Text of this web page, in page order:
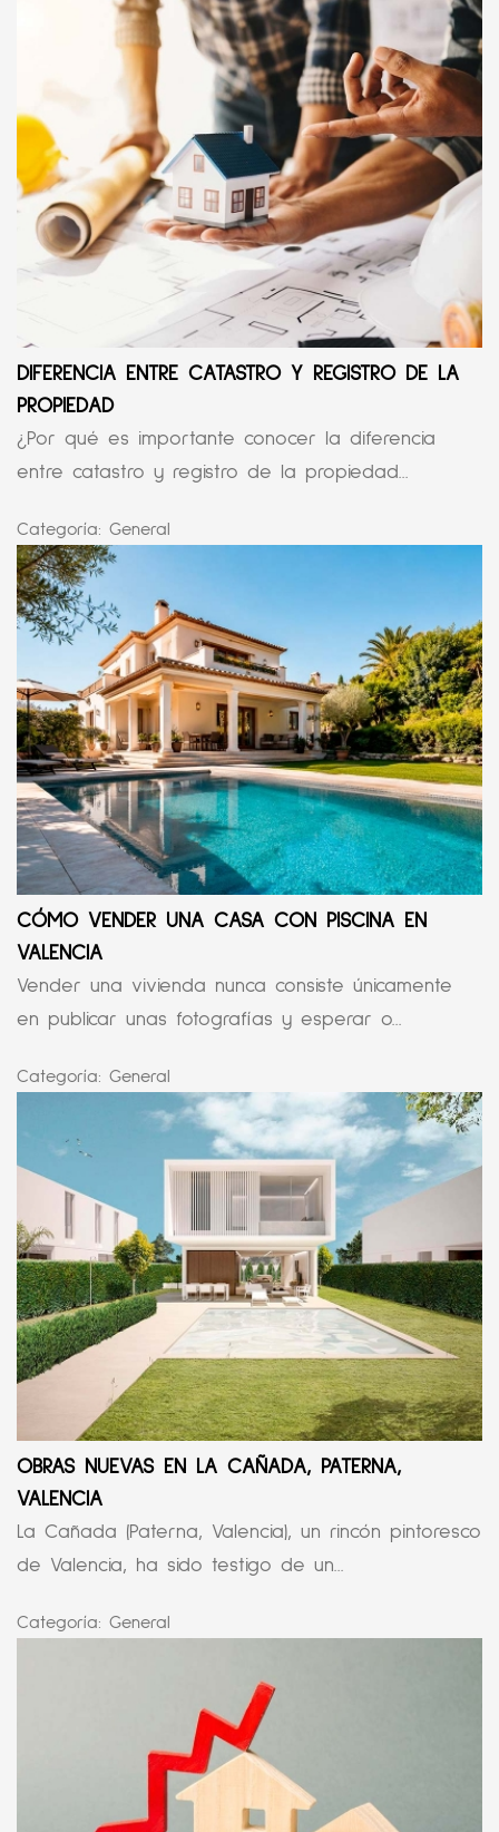
DIFERENCIA ENTRE CATASTRO Y REGISTRO DE LA
PROPIEDAD
¿Por qué es importante conocer la diferencia
entre catastro y registro de la propiedad...
Categoría: General
CÓMO VENDER UNA CASA CON PISCINA EN
VALENCIA
Vender una vivienda nunca consiste únicamente
en publicar unas fotografías y esperar o...
Categoría: General
OBRAS NUEVAS EN LA CAÑADA, PATERNA,
VALENCIA
La Cañada (Paterna, Valencia), un rincón pintoresco
de Valencia, ha sido testigo de un...
Categoría: General